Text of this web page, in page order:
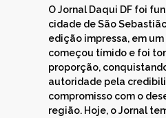
O Jornal Daqui DF foi
cidade de São
edição impressa, em
começou tímido e foi
proporção,
autoridade pela
compromisso com o
região. Hoje, o Jornal